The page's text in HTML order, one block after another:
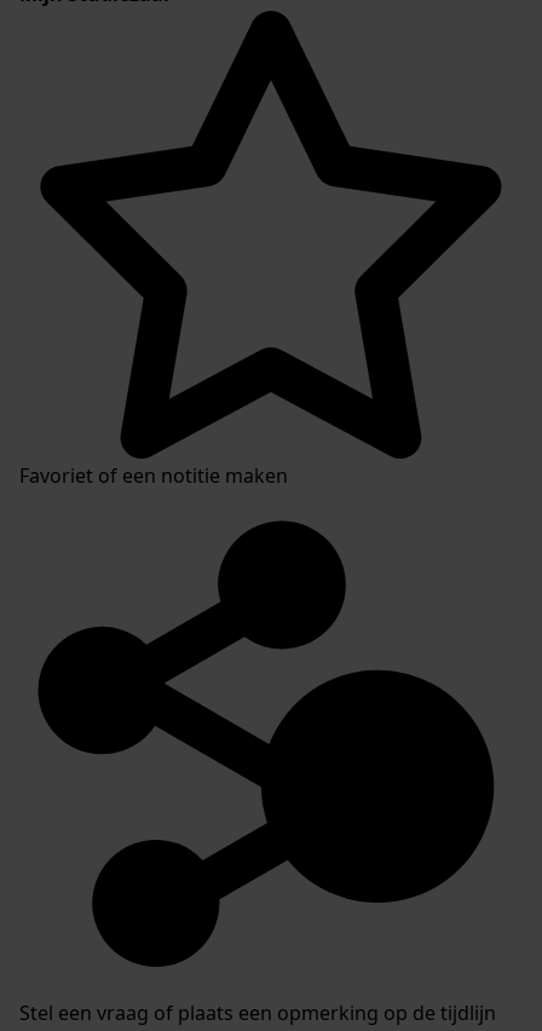
Favoriet of een notitie maken
Stel een vraag of plaats een opmerking op de tijdlijn